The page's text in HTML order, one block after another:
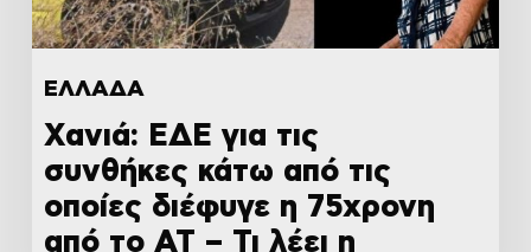
ΕΛΛΑΔΑ
Χανιά: ΕΔΕ για τις
συνθήκες κάτω από τις
οποίες διέφυγε η 75χρονη
από το ΑΤ – Τι λέει η